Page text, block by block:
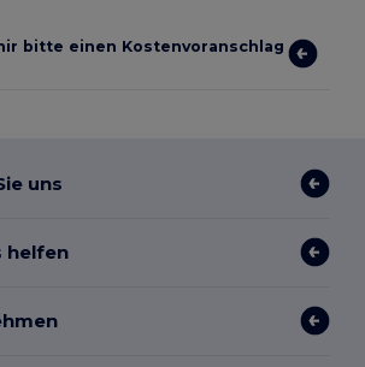
bitte einen Kostenvoranschlag
uns
helfen